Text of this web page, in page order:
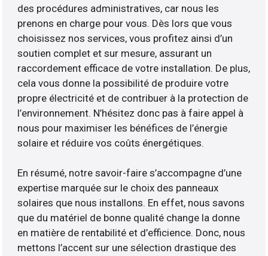
des procédures administratives, car nous les
prenons en charge pour vous. Dès lors que vous
choisissez nos services, vous profitez ainsi d’un
soutien complet et sur mesure, assurant un
raccordement efficace de votre installation. De plus,
cela vous donne la possibilité de produire votre
propre électricité et de contribuer à la protection de
l’environnement. N’hésitez donc pas à faire appel à
nous pour maximiser les bénéfices de l’énergie
solaire et réduire vos coûts énergétiques.
En résumé, notre savoir-faire s’accompagne d’une
expertise marquée sur le choix des panneaux
solaires que nous installons. En effet, nous savons
que du matériel de bonne qualité change la donne
en matière de rentabilité et d’efficience. Donc, nous
mettons l’accent sur une sélection drastique des